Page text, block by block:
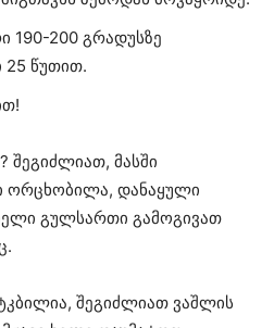
190-200 გრადუსზე
წუთით.
შეგიძლიათ, მასში
ორცხობილა, დანაყული
გულსართი გამოგივათ
შეგიძლიათ ვაშლის